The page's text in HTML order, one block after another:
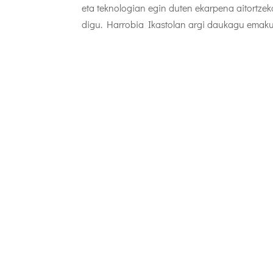
eta teknologian egin duten ekarpena
digu. Harrobia Ikastolan argi daukagu